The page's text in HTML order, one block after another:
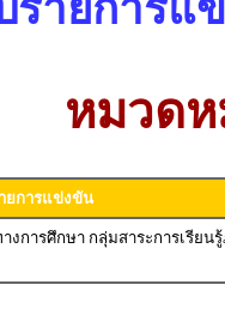
หมวดห
ยการแข่งขัน
การศึกษา กลุ่มสาระการเรียน